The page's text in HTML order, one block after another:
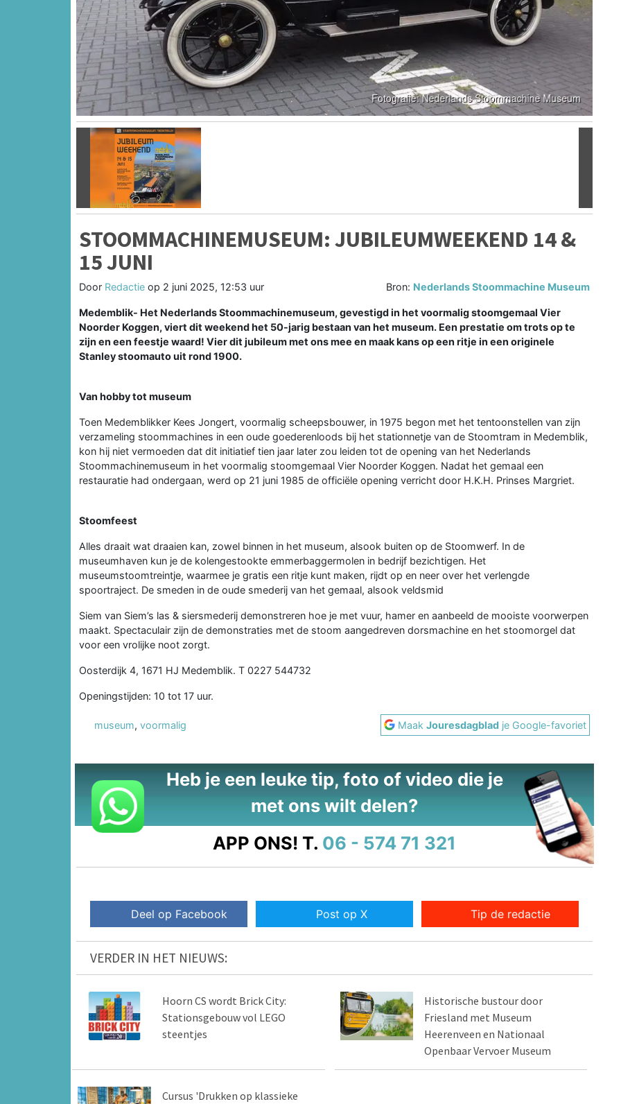
STOOMMACHINEMUSEUM: JUBILEUMWEEKEND 14 &
15 JUNI
Door Redactie op 2 juni 2025, 12:53 uur Bron: Nederlands Stoommachine Museum
Medemblik- Het Nederlands Stoommachinemuseum, gevestigd in het voormalig stoomgemaal Vier
Noorder Koggen, viert dit weekend het 50-jarig bestaan van het museum. Een prestatie om trots op te
zijn en een feestje waard! Vier dit jubileum met ons mee en maak kans op een ritje in een originele
Stanley stoomauto uit rond 1900.
Van hobby tot museum
Toen Medemblikker Kees Jongert, voormalig scheepsbouwer, in 1975 begon met het tentoonstellen van zijn
verzameling stoommachines in een oude goederenloods bij het stationnetje van de Stoomtram in Medemblik,
kon hij niet vermoeden dat dit initiatief tien jaar later zou leiden tot de opening van het Nederlands
Stoommachinemuseum in het voormalig stoomgemaal Vier Noorder Koggen. Nadat het gemaal een
restauratie had ondergaan, werd op 21 juni 1985 de officiële opening verricht door H.K.H. Prinses Margriet.
Stoomfeest
Alles draait wat draaien kan, zowel binnen in het museum, alsook buiten op de Stoomwerf. In de
museumhaven kun je de kolengestookte emmerbaggermolen in bedrijf bezichtigen. Het
museumstoomtreintje, waarmee je gratis een ritje kunt maken, rijdt op en neer over het verlengde
spoortraject. De smeden in de oude smederij van het gemaal, alsook veldsmid
Siem van Siem’s las & siersmederij demonstreren hoe je met vuur, hamer en aanbeeld de mooiste voorwerpen
maakt. Spectaculair zijn de demonstraties met de stoom aangedreven dorsmachine en het stoomorgel dat
voor een vrolijke noot zorgt.
Oosterdijk 4, 1671 HJ Medemblik. T 0227 544732
Openingstijden: 10 tot 17 uur.
museum, voormalig MaakJouresdagblad je Google-favoriet
Heb je een leuke tip, foto of video die je
met ons wilt delen?
APP ONS! T. 06 - 574 71 321
Deel op Facebook Post op X Tip de redactie
VERDER IN HET NIEUWS:
Hoorn CS wordt Brick City:
Stationsgebouw vol LEGO
steentjes
Historische bustour door
Friesland met Museum
Heerenveen en Nationaal
Openbaar Vervoer Museum
Cursus 'Drukken op klassieke